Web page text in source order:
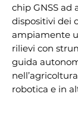
chip GNSS ad
dispositivi dei
ampiamente
rilievi con
guida
robotica e in